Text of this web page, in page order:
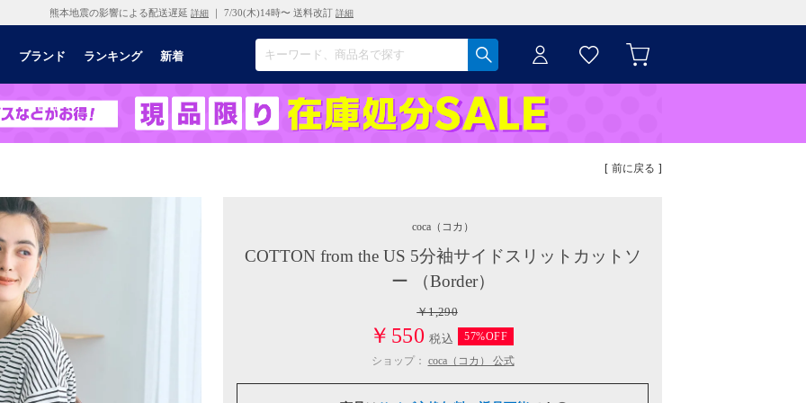
熊本地震の影響による配送遅延 詳細 ｜ 7/30(木)14時〜 送料改訂 詳細
ブランド ランキング 新着
[ 前に戻る ]
coca（コカ）
COTTON from the US 5分袖サイドスリットカットソ
ー （Border）
￥1,290
￥550 税込
57%OFF
ショップ： coca（コカ） 公式